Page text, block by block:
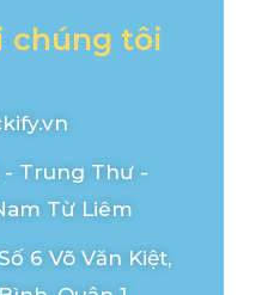
chúng tôi
- Trung Thư -
Từ Liêm
6 Võ Văn Kiệt,